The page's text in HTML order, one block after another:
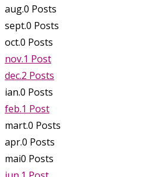
aug.0 Posts
sept.0 Posts
oct.0 Posts
nov.1 Post
dec.2 Posts
ian.0 Posts
feb.1 Post
mart.0 Posts
apr.0 Posts
mai0 Posts